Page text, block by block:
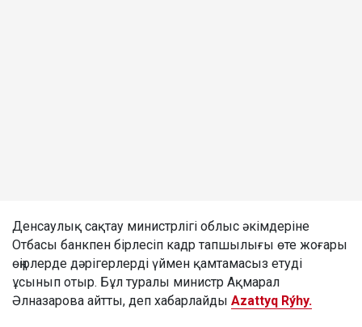
Денсаулық сақтау министрлігі облыс әкімдеріне
Отбасы банкпен бірлесіп кадр тапшылығы өте жоғары
өңірлерде дәрігерлерді үймен қамтамасыз етуді
ұсынып отыр. Бұл туралы министр Ақмарал
Әлназарова айтты, деп хабарлайды Azattyq Rýhy.